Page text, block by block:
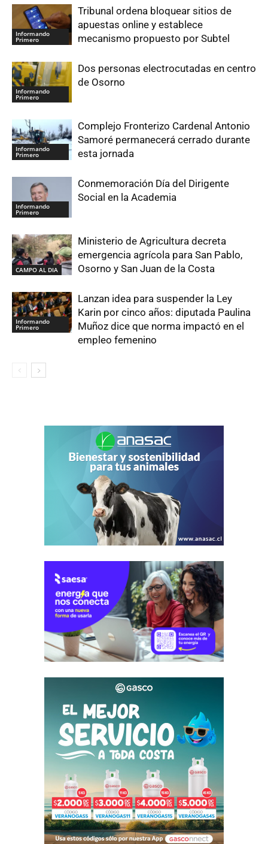
Informando
Primero
Tribunal ordena bloquear sitios de
apuestas online y establece
mecanismo propuesto por Subtel
Informando
Primero
Dos personas electrocutadas en centro
de Osorno
Informando
Primero
Complejo Fronterizo Cardenal Antonio
Samoré permanecerá cerrado durante
esta jornada
Informando
Primero
Conmemoración Día del Dirigente
Social en la Academia
CAMPO AL DIA
Ministerio de Agricultura decreta
emergencia agrícola para San Pablo,
Osorno y San Juan de la Costa
Informando
Primero
Lanzan idea para suspender la Ley
Karin por cinco años: diputada Paulina
Muñoz dice que norma impactó en el
empleo femenino